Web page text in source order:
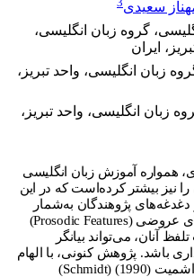
سعیدی
گروه زبان انگلیسی،
ایران
زبان انگلیسی، واحد تبریز،
زبان انگلیسی، واحد تبریز،
همواره آموزش زبان انگلیسی
نیز بیشتر کرده‌است که در این
پژوهندگان به‌شمار
عروضی (Prosodic Features
)
آنان، می‌تواند بیانگر
باشد. پژوهش کنونی، با الهام
(
Schmidt) (1990
)